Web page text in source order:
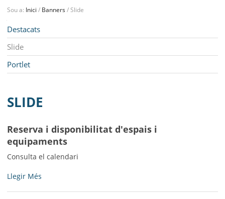
MUNICIPI
SEU ELECTRÒNICA
BELL-LLOC SOLUCIONA
Sou a: Inici / Banners/Slide
Destacats
Slide
Portlet
SLIDE
Reserva i disponibilitat d'espais i
equipaments
Consulta el calendari
Reserva
Llegir Més